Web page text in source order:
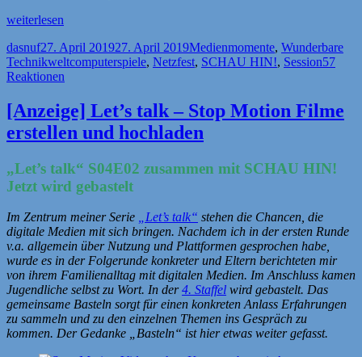
„Netzfest
coming!“
weiterlesen
Autor
dasnufVeröffentlicht
am
27. April 201927. April 2019Kategorien
Medienmomente, Wunderbare
TechnikweltSchlagwörter
computerspiele, Netzfest, SCHAU HIN!, Session57
Reaktionen
[Anzeige] Let’s talk – Stop Motion Filme
erstellen und hochladen
„Let’s talk“ S04E02 zusammen mit SCHAU HIN!
Jetzt wird gebastelt
Im Zentrum meiner Serie „Let’s talk“ stehen die Chancen, die
digitale Medien mit sich bringen. Nachdem ich in der ersten Runde
v.a. allgemein über Nutzung und Plattformen gesprochen habe,
wurde es in der Folgerunde konkreter und Eltern berichteten mir
von ihrem Familienalltag mit digitalen Medien. Im Anschluss kamen
Jugendliche selbst zu Wort. In der4. Staffel wird gebastelt. Das
gemeinsame Basteln sorgt für einen konkreten Anlass Erfahrungen
zu sammeln und zu den einzelnen Themen ins Gespräch zu
kommen. Der Gedanke „Basteln“ ist hier etwas weiter gefasst.